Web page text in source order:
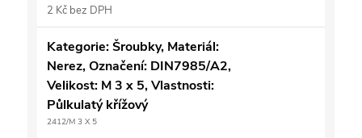
2 Kč bez DPH
Kategorie: Šroubky, Materiál:
Nerez, Označení: DIN7985/A2,
Velikost: M 3 x 5, Vlastnosti:
Půlkulatý křížový
2412/M 3 X 5